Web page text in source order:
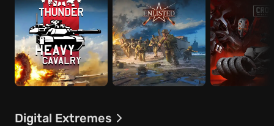
Digital Extremes